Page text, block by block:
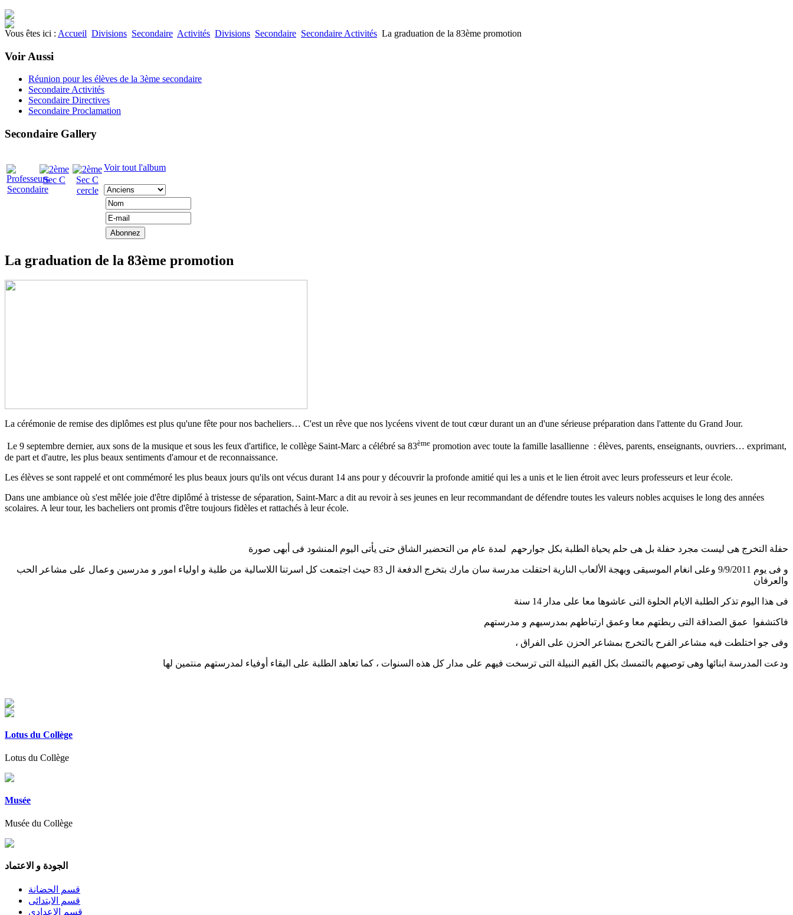
Vous êtes ici : Accueil Divisions Secondaire Activités Divisions Secondaire Secondaire Activités La graduation de la 83ème promotion
Voir Aussi
Réunion pour les élèves de la 3ème secondaire
Secondaire Activités
Secondaire Directives
Secondaire Proclamation
Secondaire Gallery
Voir tout l'album
La graduation de la 83ème promotion
La cérémonie de remise des diplômes est plus qu'une fête pour nos bacheliers… C'est un rêve que nos lycéens vivent de tout cœur durant un an d'une sérieuse préparation dans l'attente du Grand Jour.
Le 9 septembre dernier, aux sons de la musique et sous les feux d'artifice, le collège Saint-Marc a célébré sa 83ème promotion avec toute la famille lasallienne : élèves, parents, enseignants, ouvriers… exprimant,
de part et d'autre, les plus beaux sentiments d'amour et de reconnaissance.
Les élèves se sont rappelé et ont commémoré les plus beaux jours qu'ils ont vécus durant 14 ans pour y découvrir la profonde amitié qui les a unis et le lien étroit avec leurs professeurs et leur école.
Dans une ambiance où s'est mêlée joie d'être diplômé à tristesse de séparation, Saint-Marc a dit au revoir à ses jeunes en leur recommandant de défendre toutes les valeurs nobles acquises le long des années
scolaires. A leur tour, les bacheliers ont promis d'être toujours fidèles et rattachés à leur école.
حفلة التخرج هى ليست مجرد حفلة بل هى حلم يحياة الطلبة بكل جوارحهم لمدة عام من التحضير الشاق حتى يأتى اليوم المنشود فى أبهى صورة
و فى يوم 9/9/2011 وعلى انغام الموسيقى وبهجة الألعاب النارية احتفلت مدرسة سان مارك بتخرج الدفعة ال 83 حيث اجتمعت كل اسرتنا اللاسالية من طلبة و اولياء امور و مدرسين وعمال على مشاعر الحب
والعرفان
فى هذا اليوم تذكر الطلبة الايام الحلوة التى عاشوها معا على مدار 14 سنة
فاكتشفوا عمق الصداقة التى ربطتهم معا وعمق ارتباطهم بمدرسيهم و مدرستهم
وفى جو اختلطت فيه مشاعر الفرح بالتخرج بمشاعر الحزن على الفراق ،
ودعت المدرسة ابنائها وهى توصيهم بالتمسك بكل القيم النبيلة التى ترسخت فيهم على مدار كل هذه السنوات ، كما تعاهد الطلبة على البقاء أوفياء لمدرستهم منتمين لها
Lotus du Collège
Lotus du Collège
Musée
Musée du Collège
الجودة و الاعتماد
قسم الحضانة
قسم الابتدائى
قسم الاعدادى